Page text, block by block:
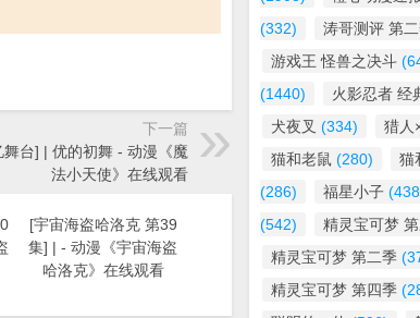
下一篇
台] | 优的初舞 - 动漫《魔
法小天使》在线观看
[宇宙海盗哈洛克 第39
集] | - 动漫《宇宙海盗
哈洛克》在线观看
(332)
涛哥测评 第
游戏王 怪兽之决斗
(1440)
火影忍者 经
犬夜叉 (334) 猎人
猫和老鼠 (280)
猫
(286)
福星小子
(542)
精灵宝可梦
精灵宝可梦 第二季
精灵宝可梦 第四季